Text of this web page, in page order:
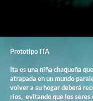
Prototipo ITA
Ita es una niña chaqueña
atrapada en un mundo
volver a su hogar deberá
ríos, evitando que los seres